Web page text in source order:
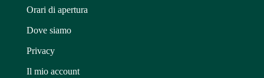
Orari di apertura
Dove siamo
Privacy
Il mio account